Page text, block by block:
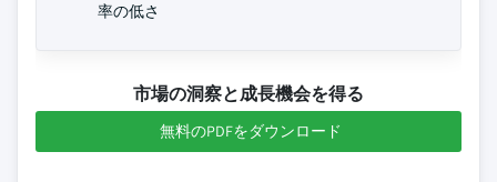
率の低さ
市場の洞察と成長機会を得る
無料のPDFをダウンロード